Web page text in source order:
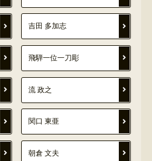
吉田 多加志
飛騨一位一刀彫
流 政之
関口 東亜
朝倉 文夫